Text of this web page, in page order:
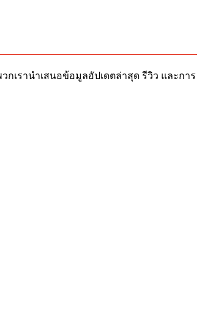
เรานำเสนอข้อมูลอัปเดตล่าสุด รีวิว และการ